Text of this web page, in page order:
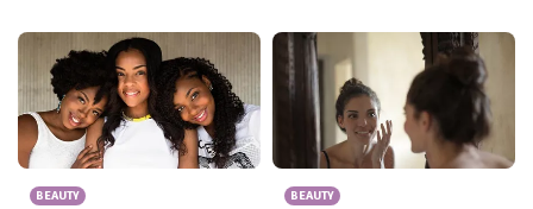
BEAUTY BEAUTY